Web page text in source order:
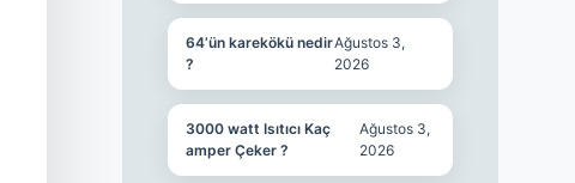
64’ün karekökü nedir
?
Ağustos 3,
2026
3000 watt Isıtıcı Kaç
amper Çeker ?
Ağustos 3,
2026